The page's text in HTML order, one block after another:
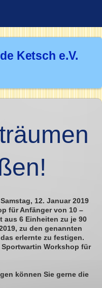
Ketsch e.V.
12. Januar 2019
für Anfänger von 10 –
aus 6 Einheiten zu je 90
zu den genannten
erlernte zu festigen.
Workshop für
können Sie gerne die